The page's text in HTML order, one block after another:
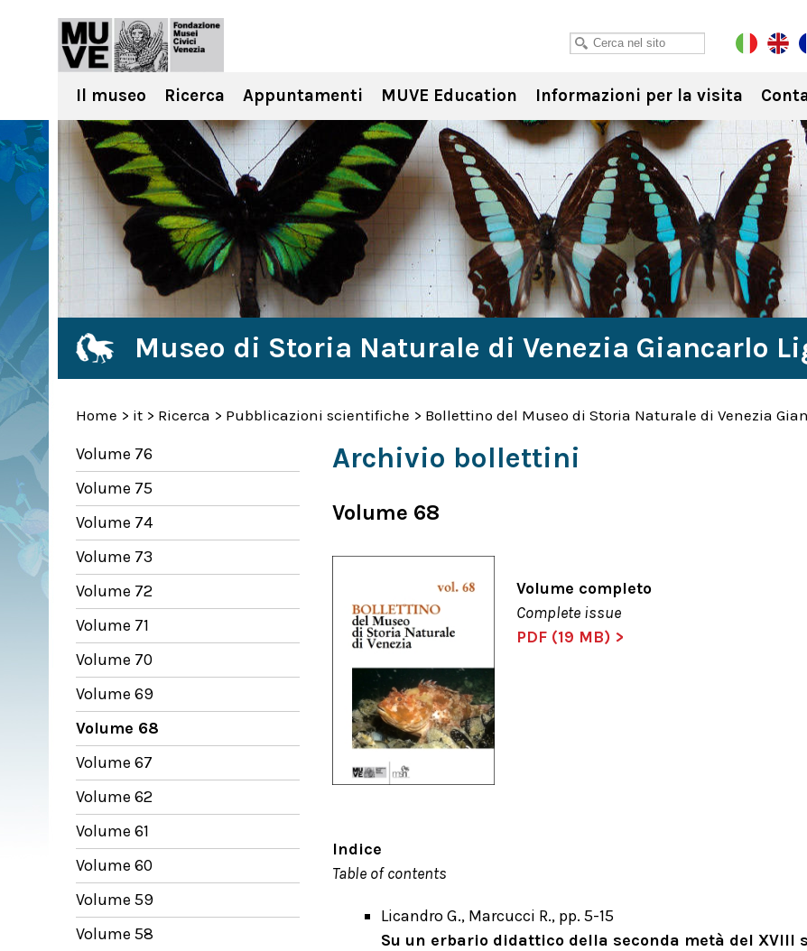
Il museo Ricerca Appuntamenti MUVE Education Informazioni per la visita
Museo di Storia Naturale di Venezia Giancarlo
Home > it > Ricerca > Pubblicazioni scientifiche > Bollettino del Museo di Storia Naturale di Venezia
Volume 76
Volume 75
Volume 74
Volume 73
Volume 72
Volume 71
Volume 70
Volume 69
Volume 68
Volume 67
Volume 62
Volume 61
Volume 60
Volume 59
Volume 58
Archivio bollettini
Volume 68
Volume completo
Complete issue
PDF (19 MB) >
Indice
Table of contents
Licandro G., Marcucci R., pp. 5-15
Su un erbario didattico della seconda metà del XVIII